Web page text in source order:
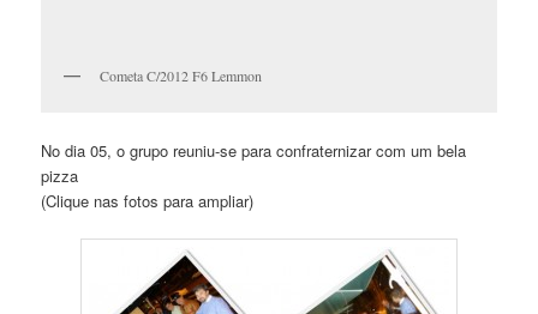
Cometa C/2012 F6 Lemmon
No dia 05, o grupo reuniu-se para confraternizar com um bela
pizza
(Clique nas fotos para ampliar)